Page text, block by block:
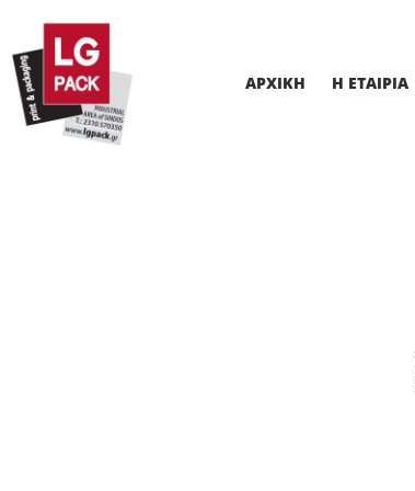
ΑΡΧΙΚΉ Η ΕΤΑΙΡΊΑ